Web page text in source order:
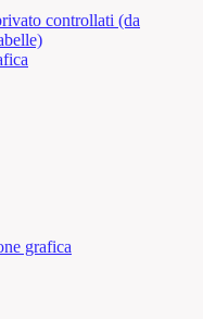
controllati (da
grafica